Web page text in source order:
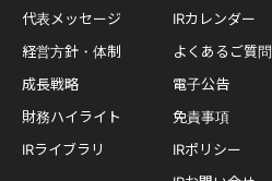
代表メッセージ
経営方針・体制
成長戦略
財務ハイライト
IRライブラリ
IRカレンダー
よくあるご質問
電子公告
免責事項
IRポリシー